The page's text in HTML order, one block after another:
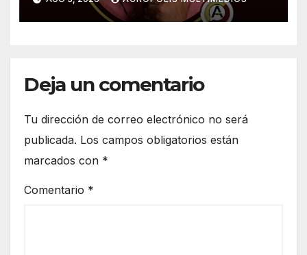
Deja un comentario
Tu dirección de correo electrónico no será
publicada. Los campos obligatorios están
marcados con *
Comentario *